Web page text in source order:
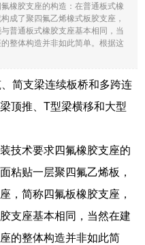
橡胶支座的构造：在普通板式橡
成了聚四氟乙烯橡式板胶支座，
普通板式橡胶支座基本相同，当
整体构造并非如此简单。根据这
简支梁连续板桥和多跨连
顶推、T型梁横移和大型
技术要求四氟橡胶支座的
粘贴一层聚四氟乙烯板，
，简称四氟板橡胶支座，
支座基本相同，当然在建
的整体构造并非如此简